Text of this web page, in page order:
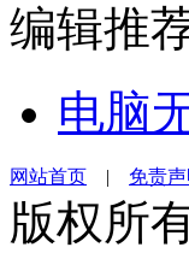
编辑推
电脑
网站首页 | 免责声
版权所